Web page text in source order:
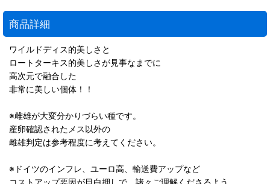
商品詳細
ワイルドディス的美しさと
ロートターキス的美しさが見事なまでに
高次元で融合した
非常に美しい個体！！
※雌雄が大変分かりづらい種です。
産卵確認されたメス以外の
雌雄判定は参考程度に考えてください。
※ドイツのインフレ、ユーロ高、輸送費アップなど
コストアップ要因が目白押しで。諸々ご理解くださるよう